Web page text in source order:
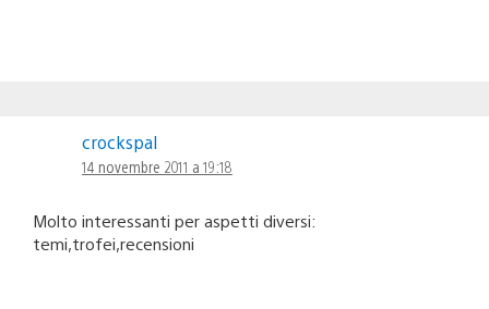
crockspal
14 novembre 2011 a 19:18
Molto interessanti per aspetti diversi:
temi,trofei,recensioni